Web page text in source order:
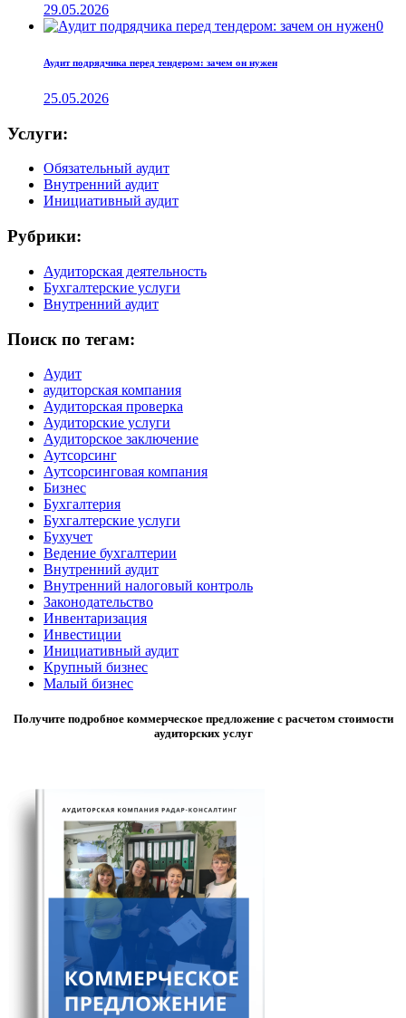
29.05.2026
0
Аудит подрядчика перед тендером: зачем он нужен
25.05.2026
Услуги:
Обязательный аудит
Внутренний аудит
Инициативный аудит
Рубрики:
Аудиторская деятельность
Бухгалтерские услуги
Внутренний аудит
Поиск по тегам:
Аудит
аудиторская компания
Аудиторская проверка
Аудиторские услуги
Аудиторское заключение
Аутсорсинг
Аутсорсинговая компания
Бизнес
Бухгалтерия
Бухгалтерские услуги
Бухучет
Ведение бухгалтерии
Внутренний аудит
Внутренний налоговый контроль
Законодательство
Инвентаризация
Инвестиции
Инициативный аудит
Крупный бизнес
Малый бизнес
Получите подробное коммерческое предложение с расчетом стоимости
аудиторских услуг